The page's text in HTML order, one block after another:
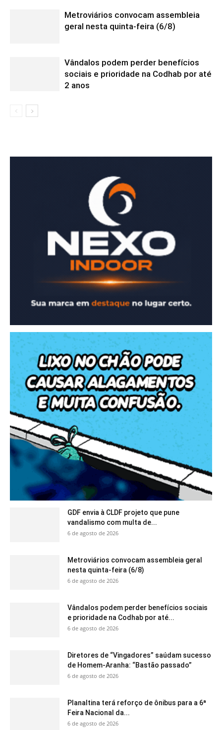
Metroviários convocam assembleia
geral nesta quinta-feira (6/8)
Vândalos podem perder benefícios
sociais e prioridade na Codhab por até
2 anos
GDF envia à CLDF projeto que pune
vandalismo com multa de...
6 de agosto de 2026
Metroviários convocam assembleia geral
nesta quinta-feira (6/8)
6 de agosto de 2026
Vândalos podem perder benefícios sociais
e prioridade na Codhab por até...
6 de agosto de 2026
Diretores de “Vingadores” saúdam sucesso
de Homem-Aranha: “Bastão passado”
6 de agosto de 2026
Planaltina terá reforço de ônibus para a 6ª
Feira Nacional da...
6 de agosto de 2026